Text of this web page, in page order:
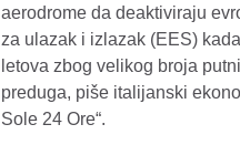
aerodrome da deaktiviraju
za ulazak i izlazak (EES)
letova zbog velikog broja
preduga, piše italijanski
Sole 24 Ore“.